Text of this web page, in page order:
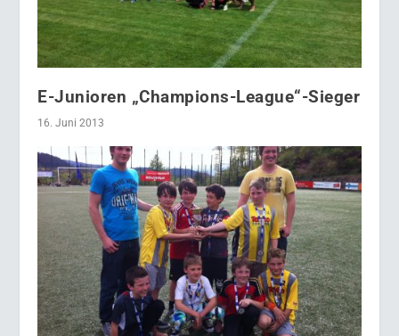
E-Junioren „Champions-League“-Sieger
16. Juni 2013